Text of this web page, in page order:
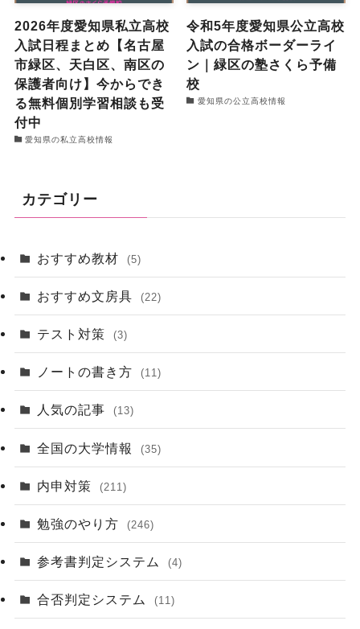
2026年度愛知県私立高校
入試日程まとめ【名古屋
市緑区、天白区、南区の
保護者向け】今からでき
る無料個別学習相談も受
付中
愛知県の私立高校情報
令和5年度愛知県公立高校
入試の合格ボーダーライ
ン｜緑区の塾さくら予備
校
愛知県の公立高校情報
カテゴリー
おすすめ教材 (5)
おすすめ文房具 (22)
テスト対策 (3)
ノートの書き方 (11)
人気の記事 (13)
全国の大学情報 (35)
内申対策 (211)
勉強のやり方 (246)
参考書判定システム (4)
合否判定システム (11)